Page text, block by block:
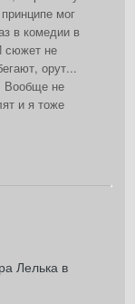
мог
в комедии в
сюжет не
орут...
Вообще не
и я тоже
Лелька в